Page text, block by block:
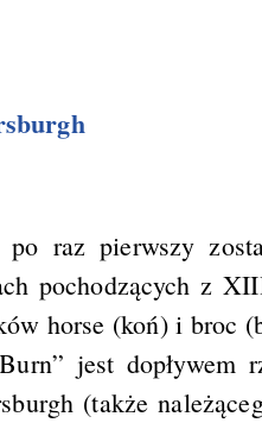
raz pierwszy
pochodzących z
horse (koń) i broc
jest
(także